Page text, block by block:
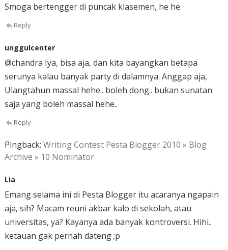
Smoga bertengger di puncak klasemen, he he.
Reply
unggulcenter
@chandra Iya, bisa aja, dan kita bayangkan betapa
serunya kalau banyak party di dalamnya. Anggap aja,
Ulangtahun massal hehe.. boleh dong.. bukan sunatan
saja yang boleh massal hehe..
Reply
Pingback: Writing Contest Pesta Blogger 2010 » Blog
Archive » 10 Nominator
Lia
Emang selama ini di Pesta Blogger itu acaranya ngapain
aja, sih? Macam reuni akbar kalo di sekolah, atau
universitas, ya? Kayanya ada banyak kontroversi. Hihi..
ketauan gak pernah dateng ;p